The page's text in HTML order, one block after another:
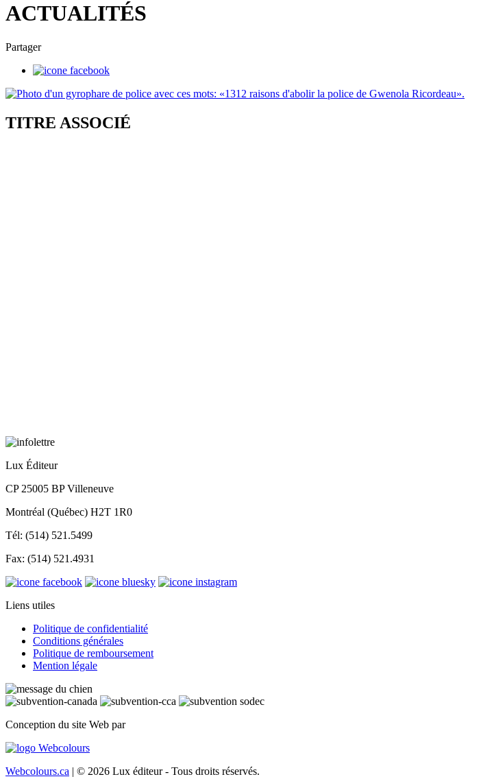
ACTUALITÉS
Partager
TITRE ASSOCIÉ
Lux Éditeur
CP 25005 BP Villeneuve
Montréal (Québec) H2T 1R0
Tél: (514) 521.5499
Fax: (514) 521.4931
Liens utiles
Politique de confidentialité
Conditions générales
Politique de remboursement
Mention légale
Conception du site Web par
Webcolours.ca | © 2026 Lux éditeur - Tous droits réservés.